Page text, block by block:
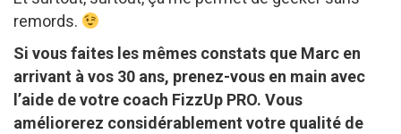
remords.
Si vous faites les mêmes constats que Marc en
arrivant à vos 30 ans, prenez-vous en main avec
l’aide de votre coach FizzUp PRO. Vous
améliorerez considérablement votre qualité de